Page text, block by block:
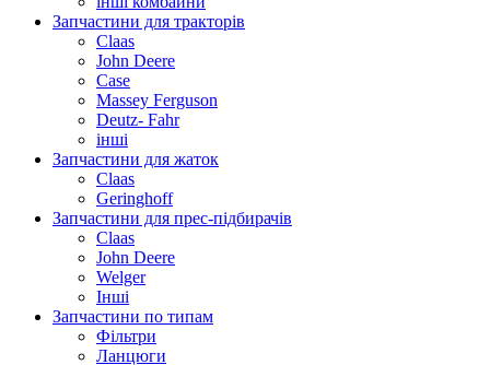
Запчастини для тракторів
Claas
John Deere
Case
Massey Ferguson
Deutz- Fahr
інші
Запчастини для жаток
Claas
Geringhoff
Запчастини для прес-підбирачів
Claas
John Deere
Welger
Інші
Запчастини по типам
Фільтри
Ланцюги